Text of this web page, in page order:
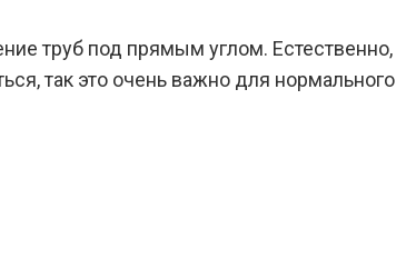
труб под прямым углом. Естественно,
так это очень важно для нормального